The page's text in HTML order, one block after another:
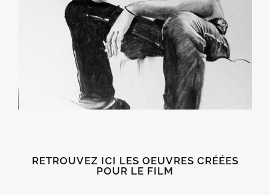
RETROUVEZ ICI LES OEUVRES CRÉÉES
POUR LE FILM